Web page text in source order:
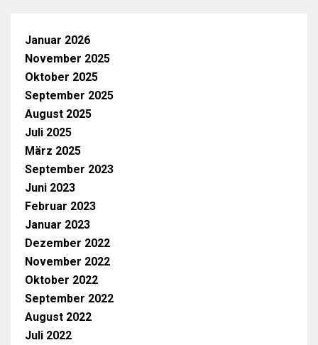
Januar 2026
November 2025
Oktober 2025
September 2025
August 2025
Juli 2025
März 2025
September 2023
Juni 2023
Februar 2023
Januar 2023
Dezember 2022
November 2022
Oktober 2022
September 2022
August 2022
Juli 2022